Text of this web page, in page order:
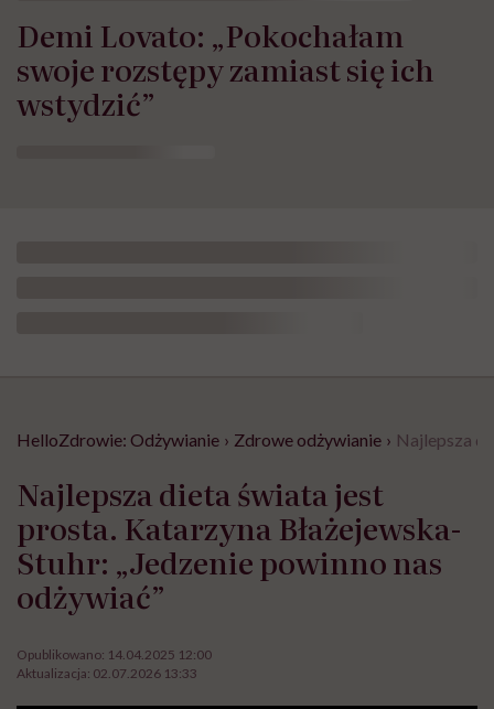
Demi Lovato: „Pokochałam
swoje rozstępy zamiast się ich
wstydzić”
HelloZdrowie: Odżywianie › Zdrowe odżywianie › Najlepsza
Najlepsza dieta świata jest
prosta. Katarzyna Błażejewska-
Stuhr: „Jedzenie powinno nas
odżywiać”
Opublikowano: 14.04.2025 12:00
Aktualizacja: 02.07.2026 13:33